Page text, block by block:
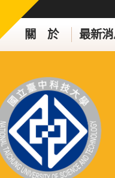
關 於 最新